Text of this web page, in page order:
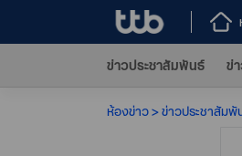
ข่าวประชาสัมพันธ์ ข่
ห้องข่าว ข่าวประชาสัมพั